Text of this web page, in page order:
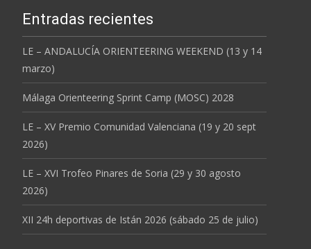
Entradas recientes
LE – ANDALUCÍA ORIENTEERING WEEKEND (13 y 14
marzo)
Málaga Orienteering Sprint Camp (MOSC) 2028
LE – XV Premio Comunidad Valenciana (19 y 20 sept
2026)
LE – XVI Trofeo Pinares de Soria (29 y 30 agosto
2026)
XII 24h deportivas de Istán 2026 (sábado 25 de julio)